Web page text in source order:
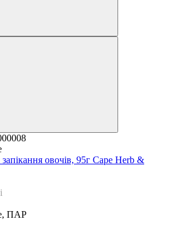
овочів, 95г Cape Herb &
ПАР